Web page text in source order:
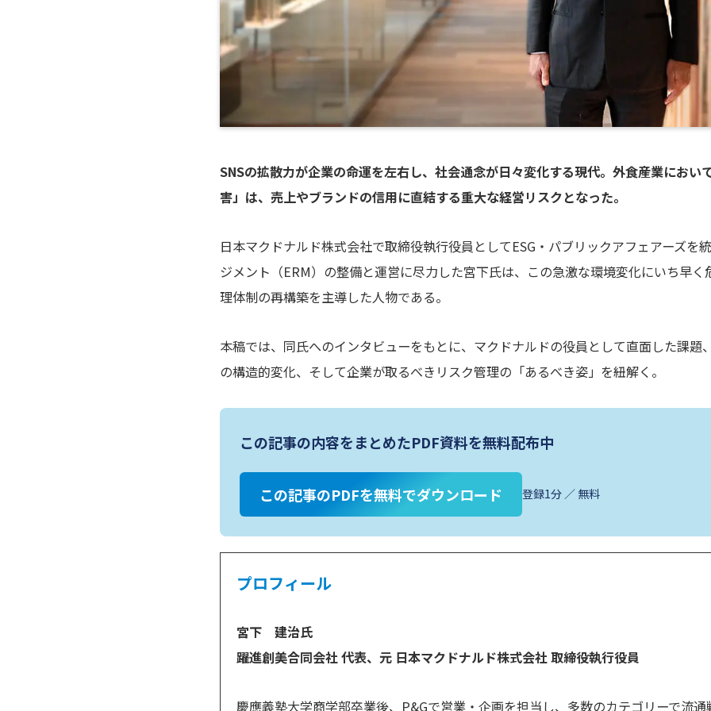
SNSの拡散力が企業の命運を左右し、社会通念が日々変化する現代。外食産業におい
害」は、売上やブランドの信用に直結する重大な経営リスクとなった。
日本マクドナルド株式会社で取締役執行役員としてESG・パブリックアフェアーズを
ジメント（ERM）の整備と運営に尽力した宮下氏は、この急激な環境変化にいち早く
理体制の再構築を主導した人物である。
本稿では、同氏へのインタビューをもとに、マクドナルドの役員として直面した課題
の構造的変化、そして企業が取るべきリスク管理の「あるべき姿」を紐解く。
この記事の内容をまとめたPDF資料を無料配布中
この記事のPDFを無料でダウンロード 登録1分 ／ 無料
プロフィール
宮下 建治氏
躍進創美合同会社 代表、元 日本マクドナルド株式会社 取締役執行役員
慶應義塾大学商学部卒業後、P&Gで営業・企画を担当し、多数のカテゴリーで流